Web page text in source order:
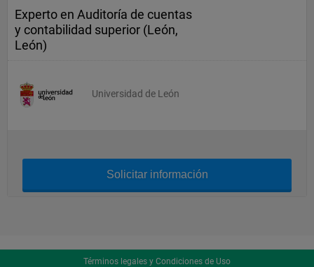
Experto en Auditoría de cuentas
y contabilidad superior (León,
León)
Universidad de León
Solicitar información
Términos legales y Condiciones de Uso